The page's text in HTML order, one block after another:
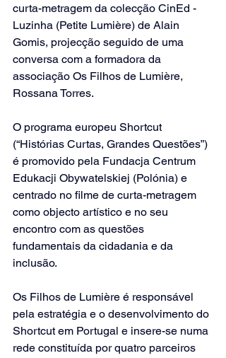
curta-metragem da colecção CinEd -
Luzinha (Petite Lumière) de Alain
Gomis, projecção seguido de uma
conversa com a formadora da
associação Os Filhos de Lumière,
Rossana Torres.
O programa europeu Shortcut
(“Histórias Curtas, Grandes Questões”)
é promovido pela Fundacja Centrum
Edukacji Obywatelskiej (Polónia) e
centrado no filme de curta-metragem
como objecto artístico e no seu
encontro com as questões
fundamentais da cidadania e da
inclusão.
Os Filhos de Lumière é responsável
pela estratégia e o desenvolvimento do
Shortcut em Portugal e insere-se numa
rede constituída por quatro parceiros